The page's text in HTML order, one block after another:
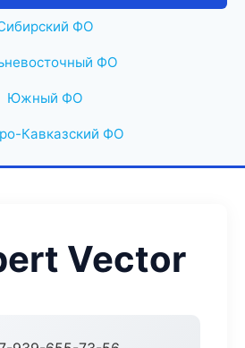
ФО
ФО
Южный ФО
Кавказский ФО
Vector